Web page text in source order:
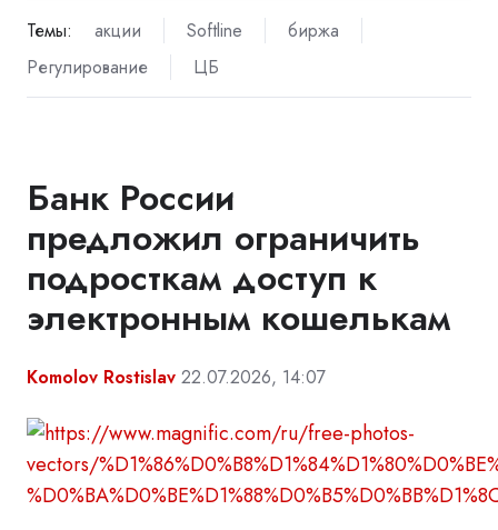
Темы: акции Softline
биржа
Регулирование
ЦБ
Банк России
предложил ограничить
подросткам доступ к
электронным кошелькам
Komolov Rostislav 22.07.2026, 14:07